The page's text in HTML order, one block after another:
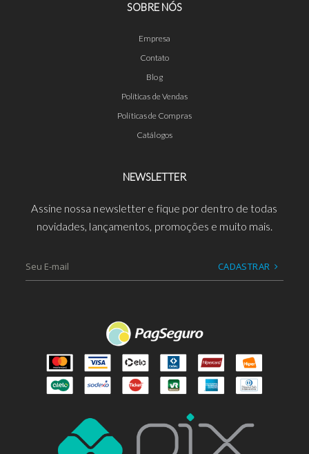
SOBRE NÓS
Empresa
Contato
Blog
Políticas de Vendas
Políticas de Compras
Catálogos
NEWSLETTER
Assine nossa newsletter e fique por dentro de todas
novidades, lançamentos, promoções e muito mais.
CADASTRAR